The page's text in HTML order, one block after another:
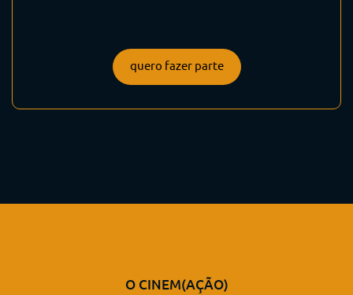
quero fazer parte
O CINEM(AÇÃO)